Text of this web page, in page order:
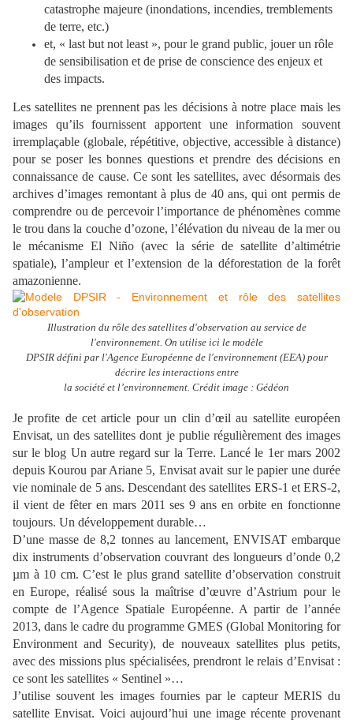
catastrophe majeure (inondations, incendies, tremblements
de terre, etc.)
et, « last but not least », pour le grand public, jouer un rôle
de sensibilisation et de prise de conscience des enjeux et
des impacts.
Les satellites ne prennent pas les décisions à notre place mais les
images qu’ils fournissent apportent une information souvent
irremplaçable (globale, répétitive, objective, accessible à distance)
pour se poser les bonnes questions et prendre des décisions en
connaissance de cause. Ce sont les satellites, avec désormais des
archives d’images remontant à plus de 40 ans, qui ont permis de
comprendre ou de percevoir l’importance de phénomènes comme
le trou dans la couche d’ozone, l’élévation du niveau de la mer ou
le mécanisme El Niño (avec la série de satellite d’altimétrie
spatiale), l’ampleur et l’extension de la déforestation de la forêt
amazonienne.
Illustration du rôle des satellites d'observation au service de
l'environnement. On utilise ici le modèle
DPSIR défini par l'Agence Européenne de l'environnement (EEA) pour
décrire les interactions entre
la société et l’environnement. Crédit image : Gédéon
Je profite de cet article pour un clin d’œil au satellite européen
Envisat, un des satellites dont je publie régulièrement des images
sur le blog Un autre regard sur la Terre. Lancé le 1er mars 2002
depuis Kourou par Ariane 5, Envisat avait sur le papier une durée
vie nominale de 5 ans. Descendant des satellites ERS-1 et ERS-2,
il vient de fêter en mars 2011 ses 9 ans en orbite en fonctionne
toujours. Un développement durable…
D’une masse de 8,2 tonnes au lancement, ENVISAT embarque
dix instruments d’observation couvrant des longueurs d’onde 0,2
µm à 10 cm. C’est le plus grand satellite d’observation construit
en Europe, réalisé sous la maîtrise d’œuvre d’Astrium pour le
compte de l’Agence Spatiale Européenne. A partir de l’année
2013, dans le cadre du programme GMES (Global Monitoring for
Environment and Security), de nouveaux satellites plus petits,
avec des missions plus spécialisées, prendront le relais d’Envisat :
ce sont les satellites « Sentinel »…
J’utilise souvent les images fournies par le capteur MERIS du
satellite Envisat. Voici aujourd’hui une image récente provenant